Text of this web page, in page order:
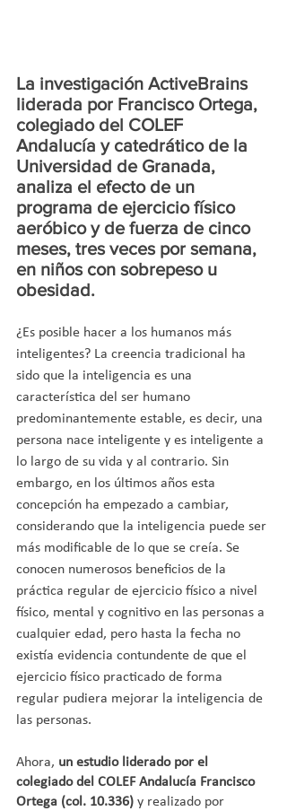
La investigación ActiveBrains
liderada por Francisco Ortega,
colegiado del COLEF
Andalucía y catedrático de la
Universidad de Granada,
analiza el efecto de un
programa de ejercicio físico
aeróbico y de fuerza de cinco
meses, tres veces por semana,
en niños con sobrepeso u
obesidad.
¿Es posible hacer a los humanos más
inteligentes? La creencia tradicional ha
sido que la inteligencia es una
característica del ser humano
predominantemente estable, es decir, una
persona nace inteligente y es inteligente a
lo largo de su vida y al contrario. Sin
embargo, en los últimos años esta
concepción ha empezado a cambiar,
considerando que la inteligencia puede ser
más modificable de lo que se creía. Se
conocen numerosos beneficios de la
práctica regular de ejercicio físico a nivel
físico, mental y cognitivo en las personas a
cualquier edad, pero hasta la fecha no
existía evidencia contundente de que el
ejercicio físico practicado de forma
regular pudiera mejorar la inteligencia de
las personas.
Ahora, un estudio liderado por el
colegiado del COLEF Andalucía Francisco
Ortega (col. 10.336) y realizado por